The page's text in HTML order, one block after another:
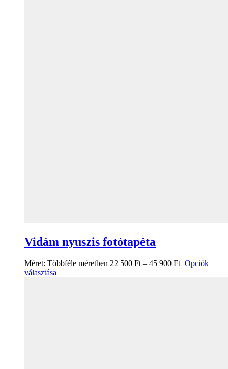
Vidám nyuszis fotótapéta
Méret: Többféle méretben 22 500 Ft – 45 900 Ft Opciók
választása